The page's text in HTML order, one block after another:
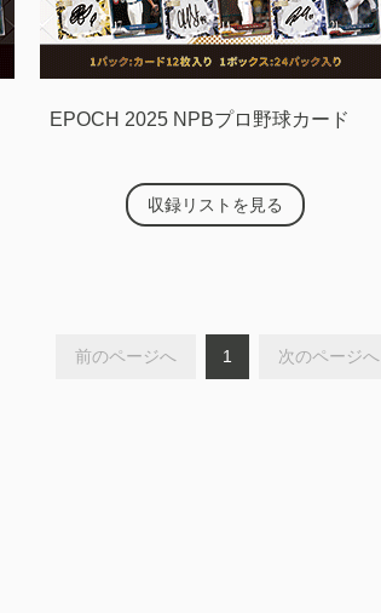
EPOCH 2025 NPBプロ野球カード
収録リストを見る
前のページへ 1 次のページへ